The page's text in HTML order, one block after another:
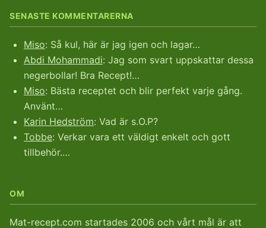
SENASTE KOMMENTARERNA
Miso: Så kul, här är jag igen och lagar…
Abdi Mohammadi: Jag som svart uppskattar dessa
negerbollar! Bra Recept!…
Miso: Bästa receptet och blir perfekt varje gång.
Använt…
Karin Hedström: Vad är s.O.P?
Tobbe: Verkar vara ett väldigt enkelt och gott
tillbehör.…
OM
Mat-recept.com startades 2006 och vårt mål är att